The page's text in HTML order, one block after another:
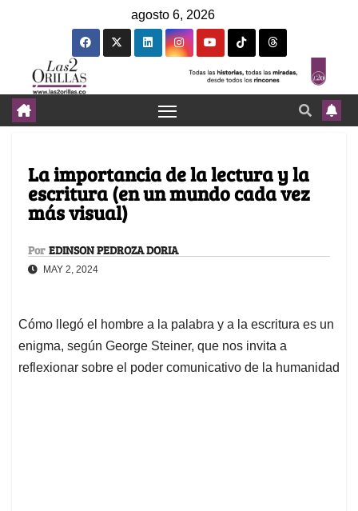
agosto 6, 2026
La importancia de la lectura y la
escritura (en un mundo cada vez
más visual)
Por EDINSON PEDROZA DORIA
MAY 2, 2024
Cómo llegó el hombre a la palabra y a la escritura es un
enigma, según George Steiner, que nos invita a
reflexionar sobre el poder comunicativo de la humanidad